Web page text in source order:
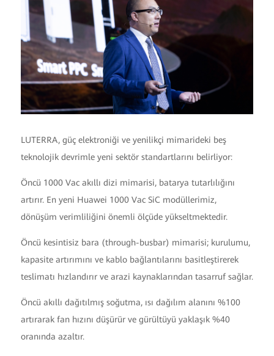
LUTERRA, güç elektroniği ve yenilikçi mimarideki beş
teknolojik devrimle yeni sektör standartlarını belirliyor:
Öncü 1000 Vac akıllı dizi mimarisi, batarya tutarlılığını
artırır. En yeni Huawei 1000 Vac SiC modüllerimiz,
dönüşüm verimliliğini önemli ölçüde yükseltmektedir.
Öncü kesintisiz bara (through-busbar) mimarisi; kurulumu,
kapasite artırımını ve kablo bağlantılarını basitleştirerek
teslimatı hızlandırır ve arazi kaynaklarından tasarruf sağlar.
Öncü akıllı dağıtılmış soğutma, ısı dağılım alanını %100
artırarak fan hızını düşürür ve gürültüyü yaklaşık %40
oranında azaltır.